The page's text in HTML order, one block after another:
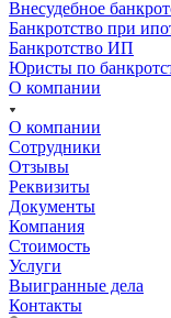
Внесудебное
Банкротство при
Банкротство ИП
Юристы по
О компании
О компании
Сотрудники
Отзывы
Реквизиты
Документы
Компания
Стоимость
Услуги
Выигранные дела
Контакты